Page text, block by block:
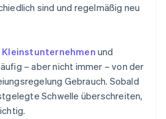
sind und regelmäßig neu
Kleinstunternehmen und
– aber nicht immer – von der
Gebrauch. Sobald
Schwelle überschreiten,